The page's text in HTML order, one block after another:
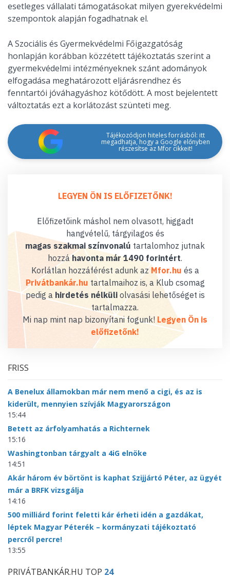
esetleges vállalati támogatásokat milyen gyerekvédelmi
szempontok alapján fogadhatnak el.
A Szociális és Gyermekvédelmi Főigazgatóság
honlapján korábban közzétett tájékoztatás szerint a
gyermekvédelmi intézményeknek szánt adományok
elfogadása meghatározott eljárásrendhez és
fenntartói jóváhagyáshoz kötődött. A most bejelentett
változtatás ezt a korlátozást szünteti meg.
Tájékozódjon hiteles forrásból: itt
megadhatja, hogy a Google előnyben
részesítse az Mfor cikkeit!
LEGYEN ÖN IS ELŐFIZETŐNK!
Előfizetőink máshol nem olvasott, higgadt
hangvételű, tárgyilagos és
magas szakmai színvonalú tartalomhoz jutnak
hozzáhavonta már 1490 forintért.
Korlátlan hozzáférést adunk az Mfor.hu és a
Privátbankár.hu tartalmaihoz is, a Klub csomag
pedig a hirdetés nélküliolvasási lehetőséget is
tartalmazza.
Mi nap mint nap bizonyítani fogunk! Legyen Ön is
előfizetőnk!
FRISS
A Benelux államokban már nem menő a cigi, és az is
kiderült, mennyien szívják Magyarországon
15:44
Betett az árfolyamhatás a Richternek
15:16
Washingtonban tárgyalt a 4iG elnöke
14:51
Akár három év börtönt is kaphat Szijjártó Péter, az ügyét
már a BRFK vizsgálja
14:16
500 milliárd forint feletti kár érheti idén a gazdákat,
léptek Magyar Péterék – kormányzati tájékoztató
percről percre!
13:55
PRIVÁTBANKÁR.HU TOP 24